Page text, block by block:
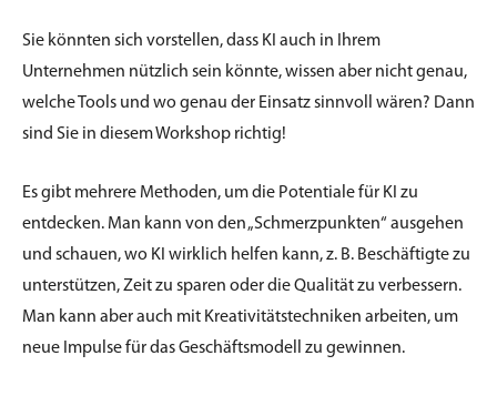
Sie könnten sich vorstellen, dass KI auch in Ihrem
Unternehmen nützlich sein könnte, wissen aber nicht genau,
welche Tools und wo genau der Einsatz sinnvoll wären? Dann
sind Sie in diesem Workshop richtig!
Es gibt mehrere Methoden, um die Potentiale für KI zu
entdecken. Man kann von den „Schmerzpunkten“ ausgehen
und schauen, wo KI wirklich helfen kann, z. B. Beschäftigte zu
unterstützen, Zeit zu sparen oder die Qualität zu verbessern.
Man kann aber auch mit Kreativitätstechniken arbeiten, um
neue Impulse für das Geschäftsmodell zu gewinnen.